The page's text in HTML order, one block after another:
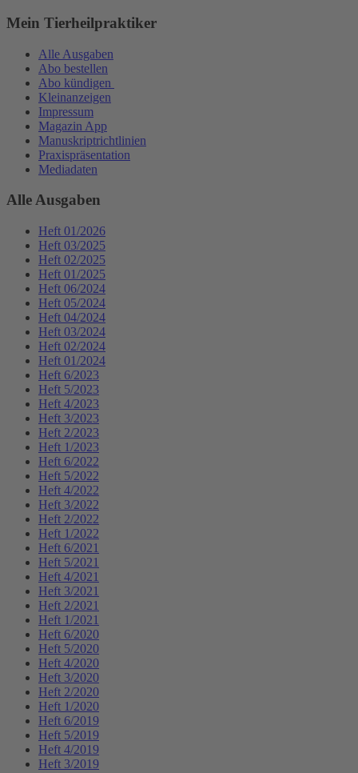
Mein Tierheilpraktiker
Alle Ausgaben
Abo bestellen
Abo kündigen
Kleinanzeigen
Impressum
Magazin App
Manuskriptrichtlinien
Praxispräsentation
Mediadaten
Alle Ausgaben
Heft 01/2026
Heft 03/2025
Heft 02/2025
Heft 01/2025
Heft 06/2024
Heft 05/2024
Heft 04/2024
Heft 03/2024
Heft 02/2024
Heft 01/2024
Heft 6/2023
Heft 5/2023
Heft 4/2023
Heft 3/2023
Heft 2/2023
Heft 1/2023
Heft 6/2022
Heft 5/2022
Heft 4/2022
Heft 3/2022
Heft 2/2022
Heft 1/2022
Heft 6/2021
Heft 5/2021
Heft 4/2021
Heft 3/2021
Heft 2/2021
Heft 1/2021
Heft 6/2020
Heft 5/2020
Heft 4/2020
Heft 3/2020
Heft 2/2020
Heft 1/2020
Heft 6/2019
Heft 5/2019
Heft 4/2019
Heft 3/2019